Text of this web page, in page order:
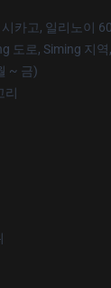
시카고, 일리노이
도로, Siming 지
~ 금)